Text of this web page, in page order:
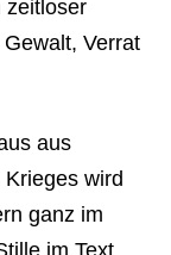
zeitloser
Verrat
aus
wird
ganz im
im Text